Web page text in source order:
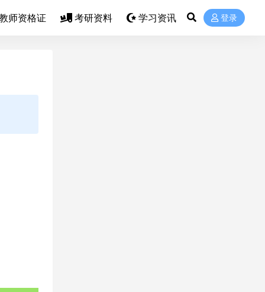
师资格证 考研资料 学习资讯 登录